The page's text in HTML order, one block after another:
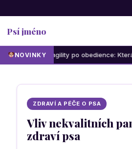
Psí jméno
NOVINKY
od agility po obedience: Která aktivita
ZDRAVÍ A PÉČE O PSA
Vliv nekvalitních
zdraví psa